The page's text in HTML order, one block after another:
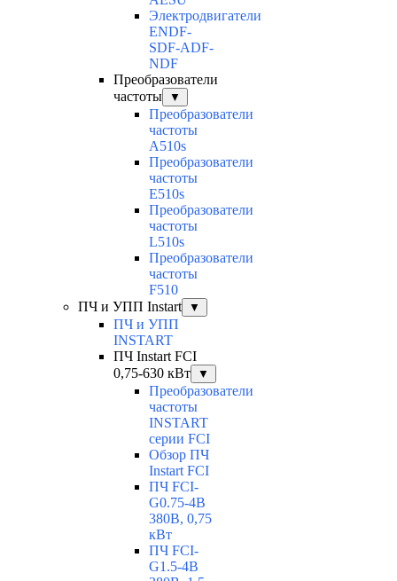
Электродвигатели
ENDF-
SDF-ADF-
NDF
Преобразователи
частоты
▼
Преобразователи
частоты
A510s
Преобразователи
частоты
E510s
Преобразователи
частоты
L510s
Преобразователи
частоты
F510
ПЧ и УПП Instart
▼
ПЧ и УПП
INSTART
ПЧ Instart FCI
0,75-630 кВт
▼
Преобразователи
частоты
INSTART
серии FCI
Обзор ПЧ
Instart FCI
ПЧ FCI-
G0.75-4B
380В, 0,75
кВт
ПЧ FCI-
G1.5-4B